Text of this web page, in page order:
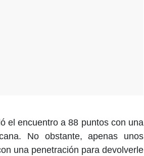
el encuentro a 88 puntos con una
No obstante, apenas unos
una penetración para devolverle